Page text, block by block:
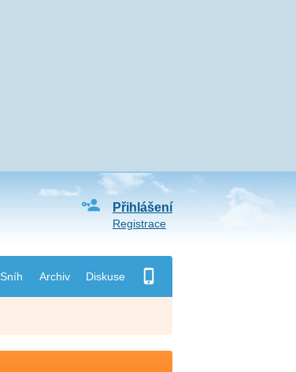
Sníh Archiv Diskuse
Přihlášení
Registrace